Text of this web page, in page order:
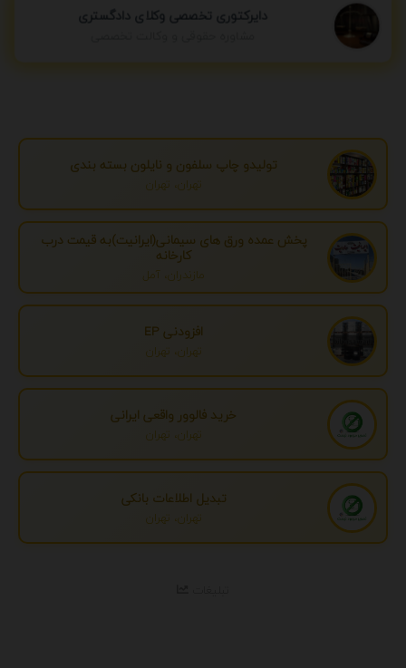
دایرکتوری تخصصی وکلای دادگستری
تولیدو چاپ سلفون و نایلون بسته بندی
تهران، تهران
پخش عمده ورق های سیمانی(ایرانیت)به قیمت درب
کارخانه
مازندران، آمل
افزودنی EP
تهران، تهران
خرید فالوور واقعی ایرانی
تهران، تهران
تبدیل اطلاعات بانکی
تهران، تهران